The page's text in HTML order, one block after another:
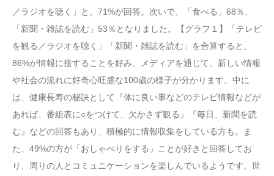
／ラジオを聴く」と、71%が回答。次いで、「食べる」68％、
「新聞・雑誌を読む」53％となりました。【グラフ１】「テレビ
を観る／ラジオを聴く」「新聞・雑誌を読む」を合算すると、
86%が情報に接することを好み、メディアを通じて、新しい情報
や社会の流れに好奇心旺盛な100歳の様子が分かります。中に
は、健康長寿の秘訣として『体に良い事などのテレビ情報などが
あれば、番組表に○をつけて、欠かさず観る』『毎日、新聞を読
む』などの回答もあり、積極的に情報収集をしている方も。ま
た、49%の方が「おしゃべりをする」ことが好きと回答してお
り、周りの人とコミュニケーションを楽しんでいるようです。世